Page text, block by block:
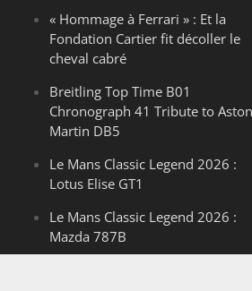
« Hommage à Ferrari » : Et la
Fondation Cartier fit décoller le
cheval cabré
Breitling Top Time B01
Chronograph 41 Tribute to Aston
Martin DB5
Le Mans Classic Legend 2026 :
Lotus Elise GT1
Le Mans Classic Legend 2026 :
Mazda 787B